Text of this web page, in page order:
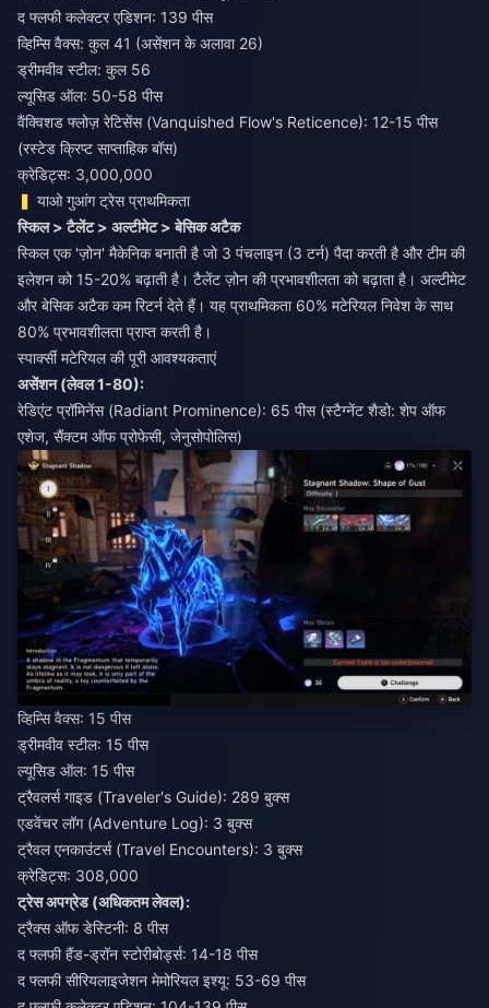
द फ्लफी कलेक्टर एडिशन: 139 पीस
व्हिम्सि वैक्स: कुल 41 (असेंशन के अलावा 26)
ड्रीमवीव स्टील: कुल 56
ल्यूसिड ऑल: 50-58 पीस
वैंक्विशड फ्लोज़ रेटिसेंस (Vanquished Flow's Reticence): 12-15 पीस
(रस्टेड क्रिप्ट साप्ताहिक बॉस)
क्रेडिट्स: 3,000,000
याओ गुआंग ट्रेस प्राथमिकता
स्किल > टैलेंट > अल्टीमेट > बेसिक अटैक
स्किल एक 'ज़ोन' मैकेनिक बनाती है जो 3 पंचलाइन (3 टर्न) पैदा करती है और टीम की
इलेशन को 15-20% बढ़ाती है। टैलेंट ज़ोन की प्रभावशीलता को बढ़ाता है। अल्टीमेट
और बेसिक अटैक कम रिटर्न देते हैं। यह प्राथमिकता 60% मटेरियल निवेश के साथ
80% प्रभावशीलता प्राप्त करती है।
स्पार्क्सी मटेरियल की पूरी आवश्यकताएं
असेंशन (लेवल 1-80):
रेडिएंट प्रॉमिनेंस (Radiant Prominence): 65 पीस (स्टैग्नेंट शैडो: शेप ऑफ
एशेज, सैंक्टम ऑफ प्रोफेसी, जेनुसोपोलिस)
व्हिम्सि वैक्स: 15 पीस
ड्रीमवीव स्टील: 15 पीस
ल्यूसिड ऑल: 15 पीस
ट्रैवलर्स गाइड (Traveler's Guide): 289 बुक्स
एडवेंचर लॉग (Adventure Log): 3 बुक्स
ट्रैवल एनकाउंटर्स (Travel Encounters): 3 बुक्स
क्रेडिट्स: 308,000
ट्रेस अपग्रेड (अधिकतम लेवल):
ट्रैक्स ऑफ डेस्टिनी: 8 पीस
द फ्लफी हैंड-ड्रॉन स्टोरीबोर्ड्स: 14-18 पीस
द फ्लफी सीरियलाइजेशन मेमोरियल इश्यू: 53-69 पीस